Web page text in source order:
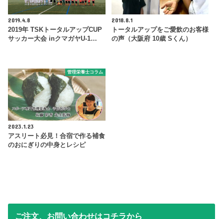
2019.4.8
2019年 TSKトータルアップCUP
サッカー大会 inクマガヤU-1…
2018.8.1
トータルアップをご愛飲のお客様
の声（大阪府 10歳 Sくん）
管理栄養士コラム
2023.1.23
アスリート必見！合宿で作る補食
のおにぎりの中身とレシピ
ご注文、お問い合わせはコチラから